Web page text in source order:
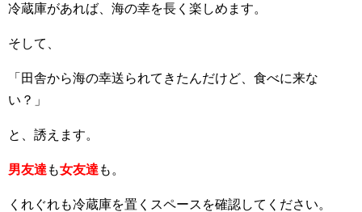
冷蔵庫があれば、海の幸を長く楽しめます。
そして、
「田舎から海の幸送られてきたんだけど、食べに来な
い？」
と、誘えます。
男友達 も女友達 も。
くれぐれも冷蔵庫を置くスペースを確認してください。